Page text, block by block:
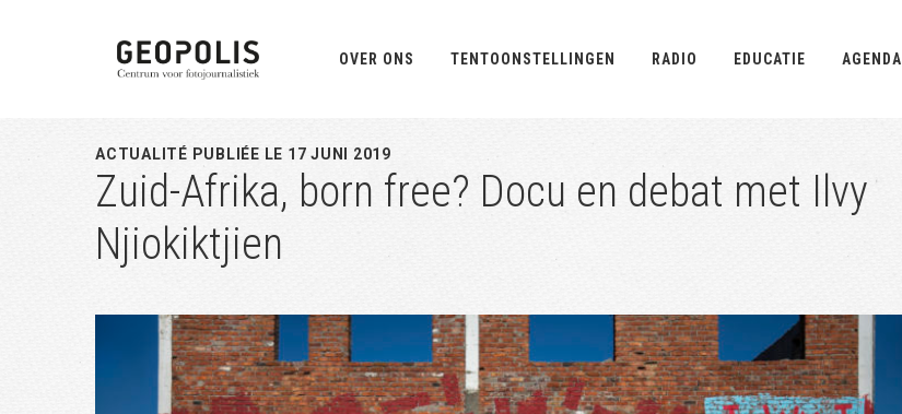
inhoud
sidebar
OVER ONS TENTOONSTELLINGEN RADIO EDUCATIE AGENDA
ACTUALITÉ PUBLIÉE LE 17 JUNI 2019
Zuid-Afrika, born free? Docu en debat met Ilvy
Njiokiktjien